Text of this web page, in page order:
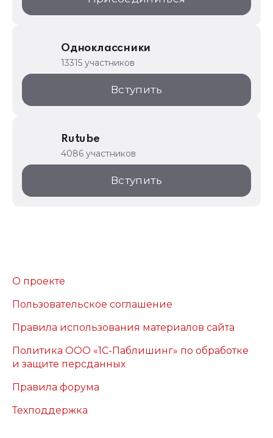
Одноклассники
13315 участников
Вступить
Rutube
4086 участников
Вступить
О проекте
Пользовательское соглашение
Правила использования материалов сайта
Политика ООО «1С-Паблишинг» по обработке
и защите персданных
Правила форума
Техподдержка